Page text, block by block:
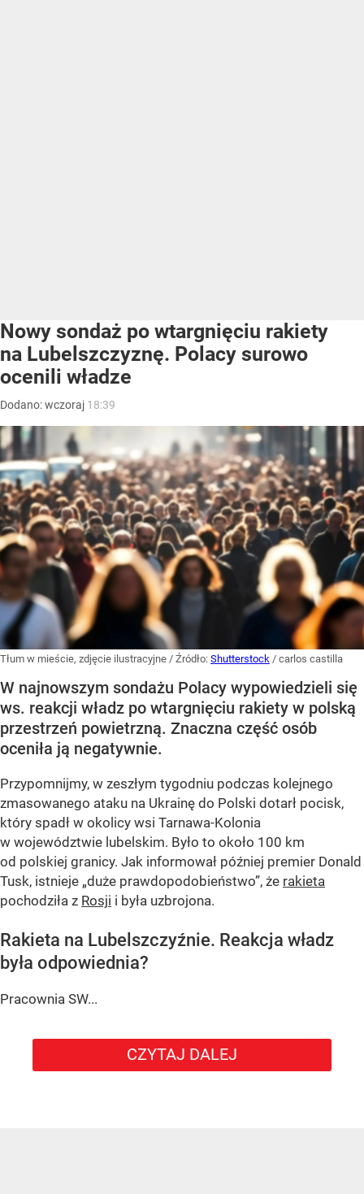
Nowy sondaż po wtargnięciu rakiety
na Lubelszczyznę. Polacy surowo
ocenili władze
Dodano:wczoraj 18:39
Tłum w mieście, zdjęcie ilustracyjne / Źródło: Shutterstock / carlos castilla
W najnowszym sondażu Polacy wypowiedzieli się
ws. reakcji władz po wtargnięciu rakiety w polską
przestrzeń powietrzną. Znaczna część osób
oceniła ją negatywnie.
Przypomnijmy, w zeszłym tygodniu podczas kolejnego
zmasowanego ataku na Ukrainę do Polski dotarł pocisk,
który spadł w okolicy wsi Tarnawa-Kolonia
w województwie lubelskim. Było to około 100 km
od polskiej granicy. Jak informował później premier Donald
Tusk, istnieje „duże prawdopodobieństwo”, że rakieta
pochodziła z Rosji i była uzbrojona.
Rakieta na Lubelszczyźnie. Reakcja władz
była odpowiednia?
Pracownia SW...
CZYTAJ DALEJ